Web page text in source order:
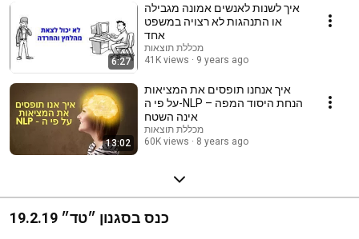
6:27
איך לשנות לאנשים אמונה מגבילה
או התנהגות לא רצויה במשפט
אחד
מכללת תוצאות
41K views
9 years ago
13:02
איך אנחנו תופסים את המציאות
על פי ה-NLP – הנחת היסוד המפה
אינה השטח
מכללת תוצאות
60K views
8 years ago
כנס בסגנון ״טד״ 19.2.19